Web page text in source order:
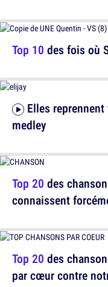
Top 10 des fois où
Top 20 des
connaissent
medley
Top 20 des
par cœur contre